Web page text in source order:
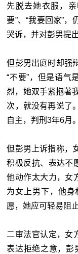
先脱去她衣服，
要”、“我要回家”
哭诉，并对彭男提
但彭男出庭时却强
“不要”，但是语气
烈，她双手紧抱著
次，就没有再说了
自主，判刑3年6月。
但彭男上诉指称，
积极反抗、表达不
他动作太大力，女
为女上男下，他
愿，她应可轻易阻
二审法官认定，女
表达拒绝之意，彭